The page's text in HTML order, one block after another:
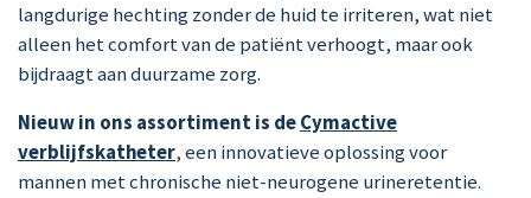
langdurige hechting zonder de huid te irriteren, wat niet
alleen het comfort van de patiënt verhoogt, maar ook
bijdraagt aan duurzame zorg.
Nieuw in ons assortiment is deCymactive
verblijfskatheter, een innovatieve oplossing voor
mannen met chronische niet-neurogene urineretentie.